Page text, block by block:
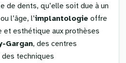
de dents, qu’elle soit due à un
l’âge, l’implantologie offre
et esthétique aux prothèses
Gargan, des centres
techniques